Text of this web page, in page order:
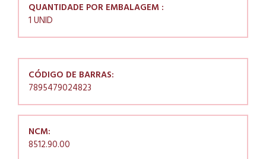
QUANTIDADE POR EMBALAGEM :
1 UNID
CÓDIGO DE BARRAS:
7895479024823
NCM:
8512.90.00